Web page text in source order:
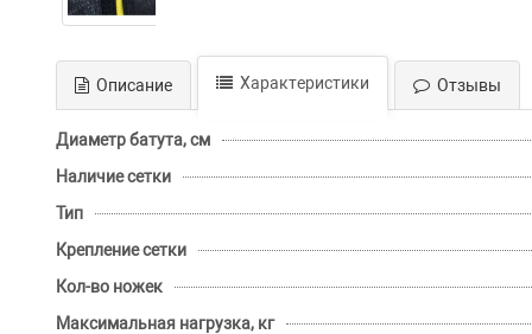
Описание Характеристики Отзывы
Диаметр батута, см
Наличие сетки
Тип
Крепление сетки
Кол-во ножек
Максимальная нагрузка, кг